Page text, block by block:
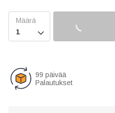

99 päivää
Palautukset